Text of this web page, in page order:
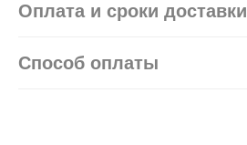
Оплата и сроки доставки
Способ оплаты